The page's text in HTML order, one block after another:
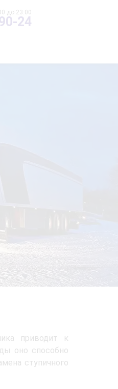
24
приводит к
оно способно
ступичного